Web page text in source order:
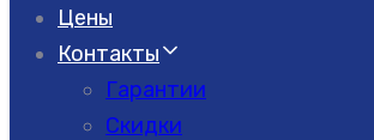
Цены
Контакты
Гарантии
Скидки